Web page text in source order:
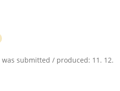
submitted / produced: 11. 12.